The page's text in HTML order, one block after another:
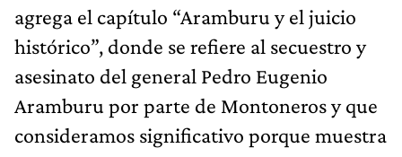
agrega el capítulo “Aramburu y el juicio
histórico”, donde se refiere al secuestro y
asesinato del general Pedro Eugenio
Aramburu por parte de Montoneros y que
consideramos significativo porque muestra